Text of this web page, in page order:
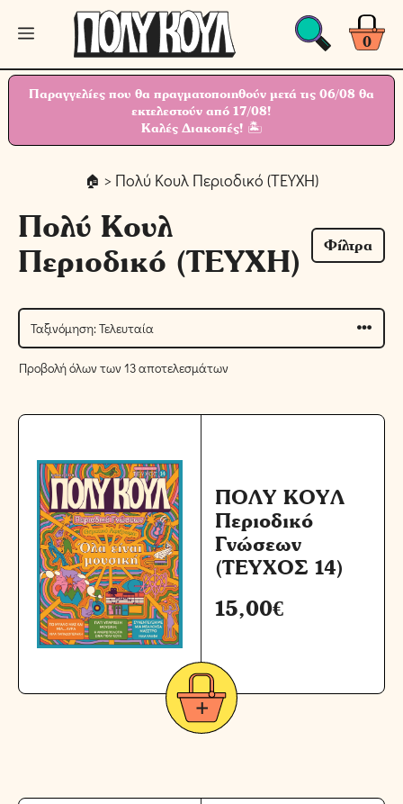
Μετάβαση
περιεχόμενο
0
Μενού
Παραγγελίες που θα πραγματοποιηθούν μετά τις 06/08 θα
εκτελεστούν από 17/08!
Καλές Διακοπές! 🏝
> Πολύ Κουλ Περιοδικό (ΤΕΥΧΗ)
Πολύ Κουλ
Περιοδικό (ΤΕΥΧΗ)
Φίλτρα
Προβολή όλων των 13 αποτελεσμάτων
ΠΟΛΥ ΚΟΥΛ
Περιοδικό
Γνώσεων
(ΤΕΥΧΟΣ 14)
15,00€